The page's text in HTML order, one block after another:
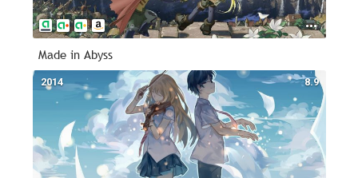
Made in Abyss
8.9
2014